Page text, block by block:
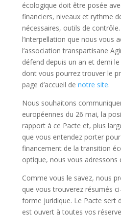
écologique doit être posée
financiers, niveaux et rythme
nécessaires, outils de contrôle.
l’interpellation que nous vous
l’association transpartisane
défend depuis un an et demi
dont vous pourrez trouver le
page d’accueil de notre site.
Nous souhaitons
européennes du 26 mai, la
rapport à ce Pacte et, plus
que vous entendez porter
financement de la transition
optique, nous vous adressons
Comme vous le savez, nous
que vous trouverez résumés
forme juridique. Le Pacte sert
est ouvert à toutes vos